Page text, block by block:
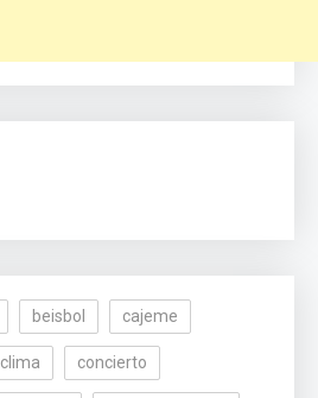
beisbol cajeme
clima concierto